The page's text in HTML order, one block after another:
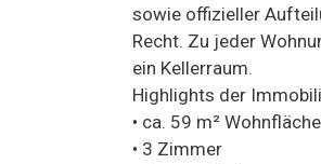
sowie offizieller
Recht. Zu jeder
ein Kellerraum.
Highlights der
• ca. 59 m² Wohnfläche
• 3 Zimmer